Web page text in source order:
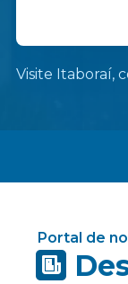
Visite Itaboraí,
Portal de